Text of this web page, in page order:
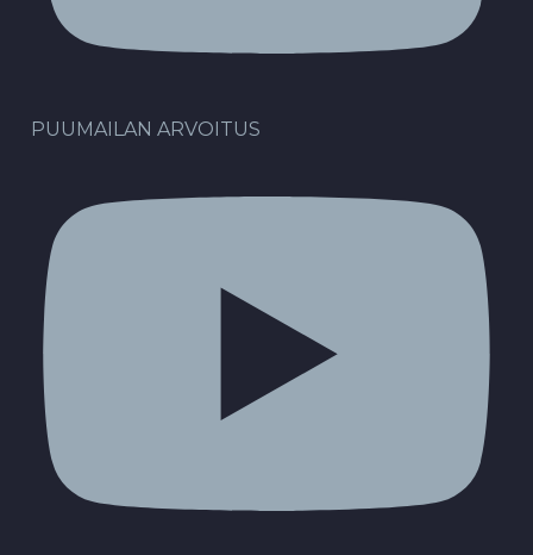
PUUMAILAN ARVOITUS